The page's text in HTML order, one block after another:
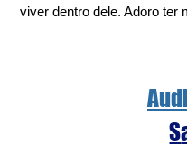
viver dentro dele. Adoro ter
S